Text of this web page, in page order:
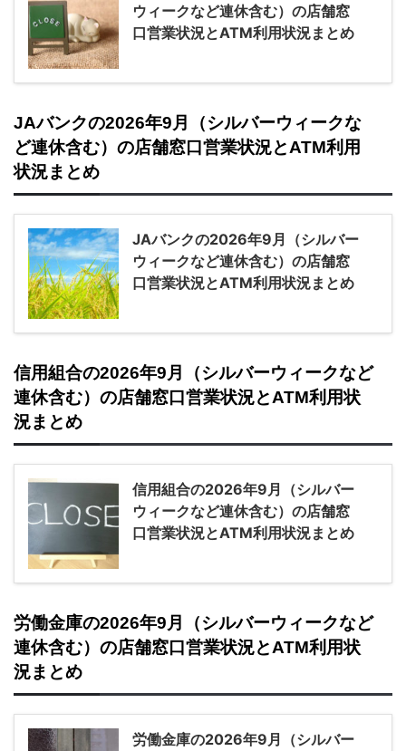
ウィークなど連休含む）の店舗窓
口営業状況とATM利用状況まとめ
JAバンクの2026年9月（シルバーウィークな
ど連休含む）の店舗窓口営業状況とATM利用
状況まとめ
JAバンクの2026年9月（シルバー
ウィークなど連休含む）の店舗窓
口営業状況とATM利用状況まとめ
信用組合の2026年9月（シルバーウィークなど
連休含む）の店舗窓口営業状況とATM利用状
況まとめ
信用組合の2026年9月（シルバー
ウィークなど連休含む）の店舗窓
口営業状況とATM利用状況まとめ
労働金庫の2026年9月（シルバーウィークなど
連休含む）の店舗窓口営業状況とATM利用状
況まとめ
労働金庫の2026年9月（シルバー